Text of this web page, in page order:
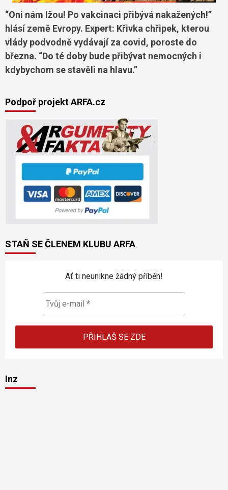
“Oni nám lžou! Po vakcinaci přibývá nakažených!”
hlásí země Evropy. Expert: Křivka chřipek, kterou
vlády podvodně vydávají za covid, poroste do
března. “Do té doby bude přibývat nemocných i
kdybychom se stavěli na hlavu.”
Podpoř projekt ARFA.cz
STAŇ SE ČLENEM KLUBU ARFA
Ať ti neunikne žádný příběh!
Inz